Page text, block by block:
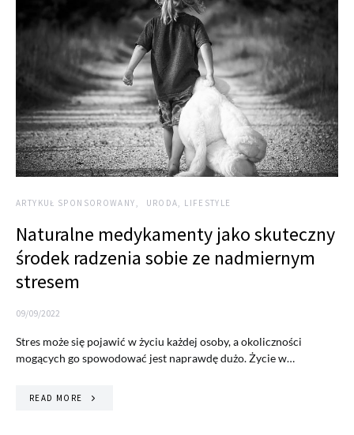
ARTYKUŁ SPONSOROWANY URODA, LIFESTYLE
Naturalne medykamenty jako skuteczny
środek radzenia sobie ze nadmiernym
stresem
09/09/2022
Stres może się pojawić w życiu każdej osoby, a okoliczności
mogących go spowodować jest naprawdę dużo. Życie w…
READ MORE